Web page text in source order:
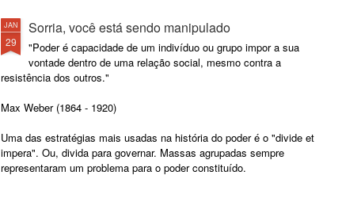
JAN
29
Sorria, você está sendo manipulado
"Poder é capacidade de um indivíduo ou grupo impor a sua
vontade dentro de uma relação social, mesmo contra a
resistência dos outros."
Max Weber (1864 - 1920)
Uma das estratégias mais usadas na história do poder é o "divide et
impera". Ou, divida para governar. Massas agrupadas sempre
representaram um problema para o poder constituído.